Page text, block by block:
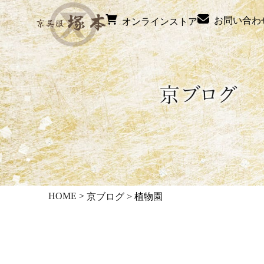
オンラインストア お問い合わ
HOME > 京ブログ > 植物園